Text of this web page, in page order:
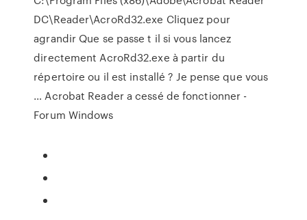
DC\Reader\AcroRd32.exe Cliquez pour
agrandir Que se passe t il si vous lancez
directement AcroRd32.exe à partir du
répertoire ou il est installé ? Je pense que vous
… Acrobat Reader a cessé de fonctionner -
Forum Windows